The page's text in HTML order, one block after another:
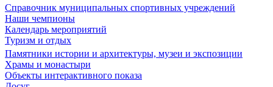
Справочник муниципальных спортивных учреждений
Наши чемпионы
Календарь мероприятий
Туризм и отдых
Памятники истории и архитектуры, музеи и экспозиции
Храмы и монастыри
Объекты интерактивного показа